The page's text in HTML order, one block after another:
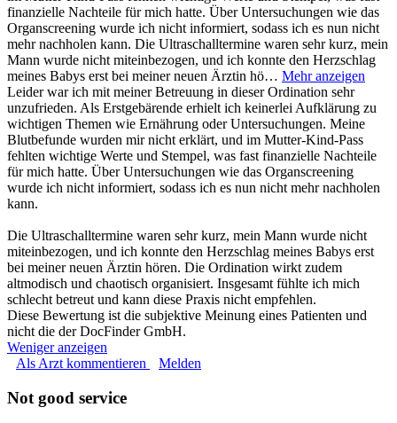
finanzielle Nachteile für mich hatte. Über Untersuchungen wie das
Organscreening wurde ich nicht informiert, sodass ich es nun nicht
mehr nachholen kann. Die Ultraschalltermine waren sehr kurz, mein
Mann wurde nicht miteinbezogen, und ich konnte den Herzschlag
meines Babys erst bei meiner neuen Ärztin hö… Mehr anzeigen
Leider war ich mit meiner Betreuung in dieser Ordination sehr
unzufrieden. Als Erstgebärende erhielt ich keinerlei Aufklärung zu
wichtigen Themen wie Ernährung oder Untersuchungen. Meine
Blutbefunde wurden mir nicht erklärt, und im Mutter-Kind-Pass
fehlten wichtige Werte und Stempel, was fast finanzielle Nachteile
für mich hatte. Über Untersuchungen wie das Organscreening
wurde ich nicht informiert, sodass ich es nun nicht mehr nachholen
kann.
Die Ultraschalltermine waren sehr kurz, mein Mann wurde nicht
miteinbezogen, und ich konnte den Herzschlag meines Babys erst
bei meiner neuen Ärztin hören. Die Ordination wirkt zudem
altmodisch und chaotisch organisiert. Insgesamt fühlte ich mich
schlecht betreut und kann diese Praxis nicht empfehlen.
Diese Bewertung ist die subjektive Meinung eines Patienten und
nicht die der DocFinder GmbH.
Weniger anzeigen
Als Arzt kommentieren
Melden
Not good service